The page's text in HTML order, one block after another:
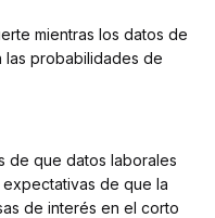
mientras los datos de
probabilidades de
de que datos laborales
expectativas de que la
de interés en el corto